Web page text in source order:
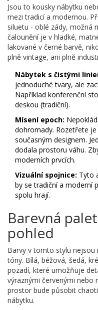
Jsou to kousky nábytku
mezi tradicí a modernou.
siluetu - oblé zády, možná
čalounění je v hladké,
lakované v černé barvě,
plně vintage, ani plně
Nábytek s čistými
jednoduché tvary, ale
Například konferenční
deskou (tradiční).
Mísení epoch:
dohromady. Rozetřete
současným designem.
dodala prostoru váhu.
moderních prvcích.
Vizuální spojnice: Tyto
by se tradiční a moderní
spolu hrají.
Barevná
pohled
Barvy v tomto stylu nejsou
tóny. Bílá, béžová, šedá,
pozadí, které umožňuje
výraznými červenými nebo
prostor bude působit
nábytku.